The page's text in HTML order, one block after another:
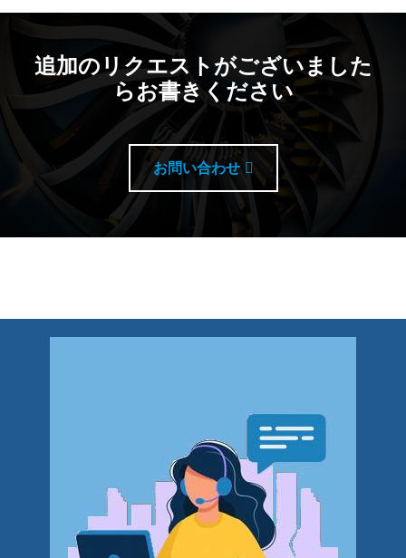
追加のリクエストがございました
らお書きください
お問い合わせ